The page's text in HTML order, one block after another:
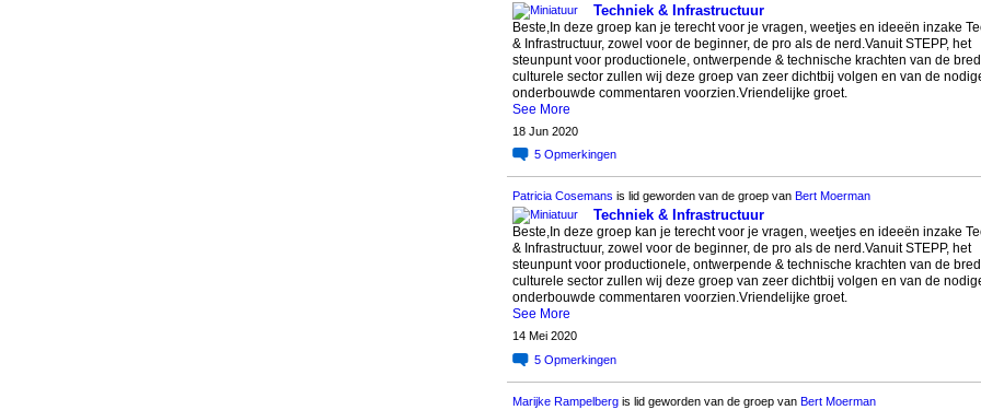
Techniek & Infrastructuur
Beste,In deze groep kan je terecht voor je vragen, weetjes en ideeën inzake
& Infrastructuur, zowel voor de beginner, de pro als de nerd.Vanuit STEPP, het
steunpunt voor productionele, ontwerpende & technische krachten van de
culturele sector zullen wij deze groep van zeer dichtbij volgen en van de
onderbouwde commentaren voorzien.Vriendelijke groet.
See More
18 Jun 2020
5 Opmerkingen
Patricia Cosemans is lid geworden van de groep van Bert Moerman
Techniek & Infrastructuur
Beste,In deze groep kan je terecht voor je vragen, weetjes en ideeën inzake
& Infrastructuur, zowel voor de beginner, de pro als de nerd.Vanuit STEPP, het
steunpunt voor productionele, ontwerpende & technische krachten van de
culturele sector zullen wij deze groep van zeer dichtbij volgen en van de
onderbouwde commentaren voorzien.Vriendelijke groet.
See More
14 Mei 2020
5 Opmerkingen
Marijke Rampelbergis lid geworden van de groep van Bert Moerman